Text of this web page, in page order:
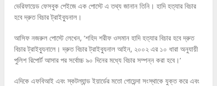
ভেরিফায়েড ফেসবুক পেইজে এক পোস্টে এ তথ্য জানান তিনি। হাদি হত্যার বিচার
হবে দ্রুত বিচার ট্রাইব্যুনাল।
আসিফ নজরুল পোস্টে লেখেন, ‘শহিদ শরীফ ওসমান হাদি হত্যার বিচার হবে দ্রুত
বিচার ট্রাইব্যুনালে। দ্রুত বিচার ট্রাইব্যুনাল আইন, ২০০২ এর ১০ ধারা অনুযায়ী
পুলিশ রিপোর্ট আসার পর সর্বোচ্চ ৯০ দিনের মধ্যে বিচার সম্পন্ন করা হবে।’
এদিকে এফবিআই এবং স্কটল্যান্ড ইয়ার্ডের মতো গোয়েন্দা সংস্থাকে যুক্ত করে এবং